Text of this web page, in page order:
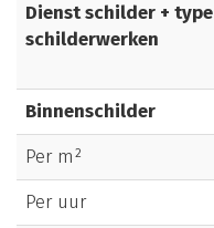
Dienst schilder + type
schilderwerken
Binnenschilder
Per m²
Per uur